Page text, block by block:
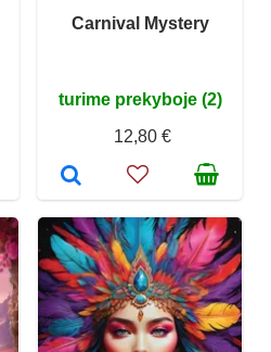
Carnival Mystery
turime prekyboje (2)
12,80 €